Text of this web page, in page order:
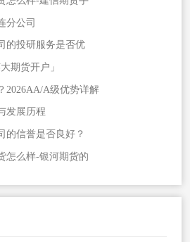
分公司
的投研服务是否优
期货开户」
2026AA/A级优势详解
发展历程
的信誉是否良好？
怎么样-银河期货的